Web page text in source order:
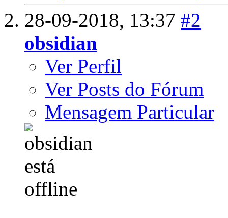
28-09-2018, 13:37 #2
obsidian
Ver Perfil
Ver Posts do Fórum
Mensagem Particular